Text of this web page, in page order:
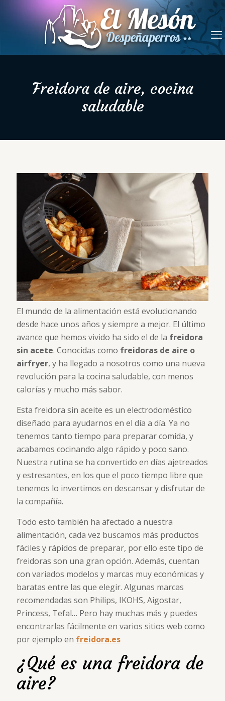
Freidora de aire, cocina
saludable
El mundo de la alimentación está evolucionando
desde hace unos años y siempre a mejor. El último
avance que hemos vivido ha sido el de la freidora
sin acete. Conocidas como freidoras de aire o
airfryer, y ha llegado a nosotros como una nueva
revolución para la cocina saludable, con menos
calorías y mucho más sabor.
Esta freidora sin aceite es un electrodoméstico
diseñado para ayudarnos en el día a día. Ya no
tenemos tanto tiempo para preparar comida, y
acabamos cocinando algo rápido y poco sano.
Nuestra rutina se ha convertido en días ajetreados
y estresantes, en los que el poco tiempo libre que
tenemos lo invertimos en descansar y disfrutar de
la compañía.
Todo esto también ha afectado a nuestra
alimentación, cada vez buscamos más productos
fáciles y rápidos de preparar, por ello este tipo de
freidoras son una gran opción. Además, cuentan
con variados modelos y marcas muy económicas y
baratas entre las que elegir. Algunas marcas
recomendadas son Philips, IKOHS, Aigostar,
Princess, Tefal… Pero hay muchas más y puedes
encontrarlas fácilmente en varios sitios web como
por ejemplo en freidora.es
¿Qué es una freidora de
aire?